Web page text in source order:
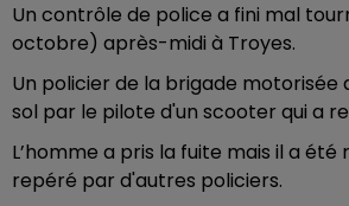
Un contrôle de police a fini mal
octobre) après-midi à Troyes.
Un policier de la brigade motorisée
sol par le pilote d'un scooter qui a
L’homme a pris la fuite mais il a
repéré par d'autres policiers.